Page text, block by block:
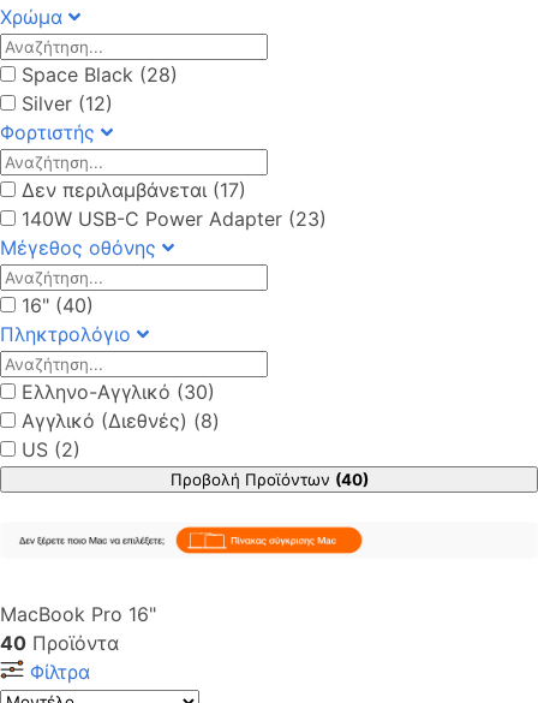
Χρώμα
Space Black (28)
Silver (12)
Φορτιστής
Δεν περιλαμβάνεται (17)
140W USB-C Power Adapter (23)
Μέγεθος οθόνης
16" (40)
Πληκτρολόγιο
Ελληνο-Αγγλικό (30)
Αγγλικό (Διεθνές) (8)
US (2)
Προβολή Προϊόντων (40)
MacBook Pro 16"
40 Προϊόντα
Φίλτρα